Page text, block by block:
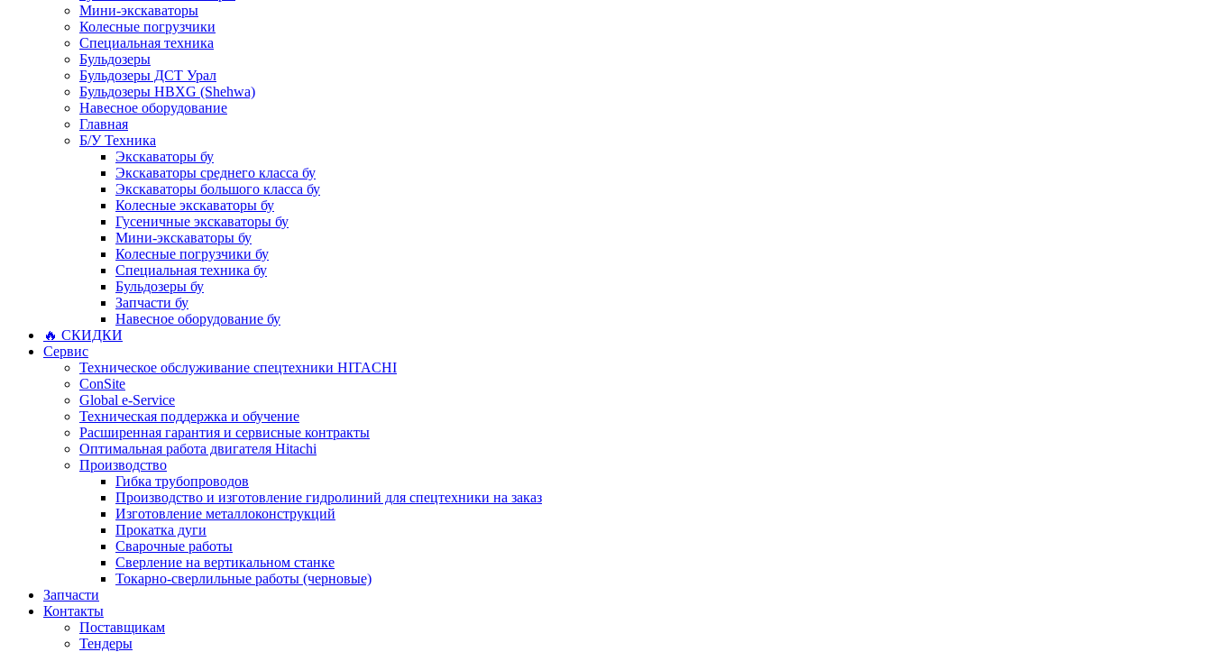
Мини-экскаваторы
Колесные погрузчики
Специальная техника
Бульдозеры
Бульдозеры ДСТ Урал
Бульдозеры HBXG (Shehwa)
Навесное оборудование
Главная
Б/У Техника
Экскаваторы бу
Экскаваторы среднего класса бу
Экскаваторы большого класса бу
Колесные экскаваторы бу
Гусеничные экскаваторы бу
Мини-экскаваторы бу
Колесные погрузчики бу
Специальная техника бу
Бульдозеры бу
Запчасти бу
Навесное оборудование бу
🔥 СКИДКИ
Сервис
Техническое обслуживание спецтехники HITACHI
ConSite
Global e-Service
Техническая поддержка и обучение
Расширенная гарантия и сервисные контракты
Оптимальная работа двигателя Hitachi
Производство
Гибка трубопроводов
Производство и изготовление гидролиний для спецтехники на заказ
Изготовление металлоконструкций
Прокатка дуги
Сварочные работы
Сверление на вертикальном станке
Токарно-сверлильные работы (черновые)
Запчасти
Контакты
Поставщикам
Тендеры